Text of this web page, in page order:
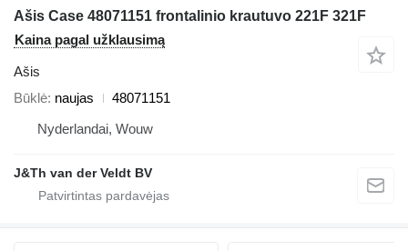
Ašis Case 48071151 frontalinio krautuvo 221F 321F
Kaina pagal užklausimą
Ašis
Būklė naujas
48071151
Nyderlandai, Wouw
J&Th van der Veldt BV